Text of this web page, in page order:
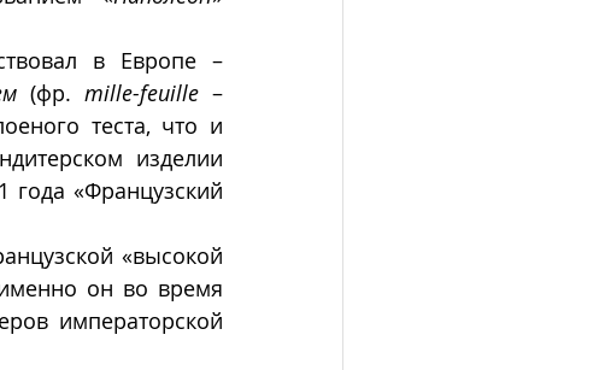
в Европе –
(фр. mille-feuille –
теста, что и
изделии
года «Французский
«высокой
он во время
императорской